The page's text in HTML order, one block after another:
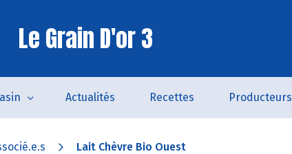
Le Grain D'or 3
Actualités Recettes Producteurs
Lait Chèvre Bio Ouest